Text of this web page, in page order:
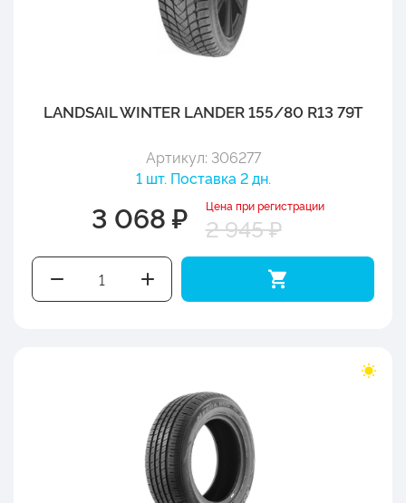
LANDSAIL WINTER LANDER 155/80 R13 79T
Артикул: 306277
1 шт. Поставка 2 дн.
3 068 ₽ Цена при регистрации
2 945 ₽